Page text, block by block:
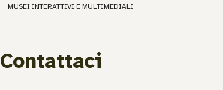
MUSEI INTERATTIVI E MULTIMEDIALI
Contattaci